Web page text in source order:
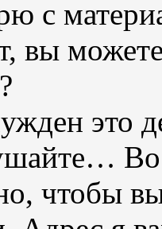
с
вы
это
Во
чтобы